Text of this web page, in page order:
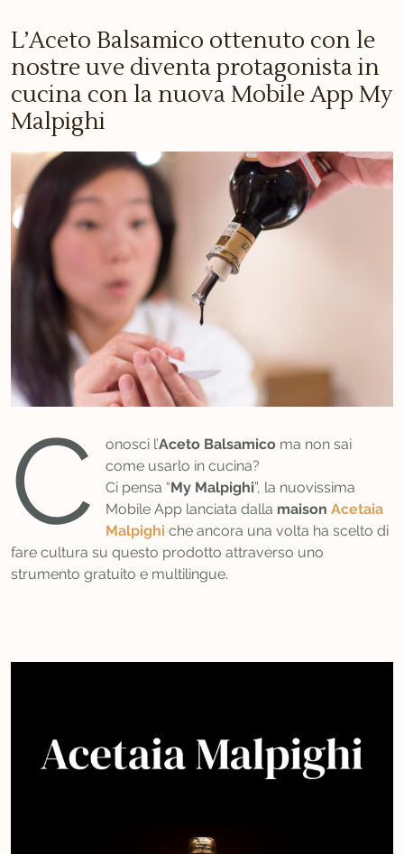
L’Aceto Balsamico ottenuto con le
nostre uve diventa protagonista in
cucina con la nuova Mobile App My
Malpighi
C onosci l’Aceto Balsamico ma non sai
come usarlo in cucina?
Ci pensa “My Malpighi”, la nuovissima
Mobile App lanciata dalla maisonAcetaia
Malpighi che ancora una volta ha scelto di
fare cultura su questo prodotto attraverso uno
strumento gratuito e multilingue.